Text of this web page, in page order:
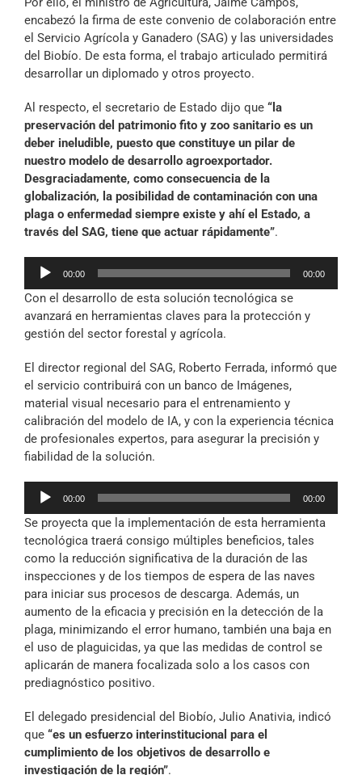
encabezó la firma de este convenio de colaboración entre
el Servicio Agrícola y Ganadero (SAG) y las universidades
del Biobío. De esta forma, el trabajo articulado permitirá
desarrollar un diplomado y otros proyecto.
Al respecto, el secretario de Estado dijo que “la
preservación del patrimonio fito y zoo sanitario es un
deber ineludible, puesto que constituye un pilar de
nuestro modelo de desarrollo agroexportador.
Desgraciadamente, como consecuencia de la
globalización, la posibilidad de contaminación con una
plaga o enfermedad siempre existe y ahí el Estado, a
través del SAG, tiene que actuar rápidamente”.
Reproductor
audio
00:00 00:00
Con el desarrollo de esta solución tecnológica se
avanzará en herramientas claves para la protección y
gestión del sector forestal y agrícola.
El director regional del SAG, Roberto Ferrada, informó que
el servicio contribuirá con un banco de Imágenes,
material visual necesario para el entrenamiento y
calibración del modelo de IA, y con la experiencia técnica
de profesionales expertos, para asegurar la precisión y
fiabilidad de la solución.
Reproductor
audio
00:00 00:00
Se proyecta que la implementación de esta herramienta
tecnológica traerá consigo múltiples beneficios, tales
como la reducción significativa de la duración de las
inspecciones y de los tiempos de espera de las naves
para iniciar sus procesos de descarga. Además, un
aumento de la eficacia y precisión en la detección de la
plaga, minimizando el error humano, también una baja en
el uso de plaguicidas, ya que las medidas de control se
aplicarán de manera focalizada solo a los casos con
prediagnóstico positivo.
El delegado presidencial del Biobío, Julio Anativia, indicó
que “es un esfuerzo interinstitucional para el
cumplimiento de los objetivos de desarrollo e
investigación de la región”.